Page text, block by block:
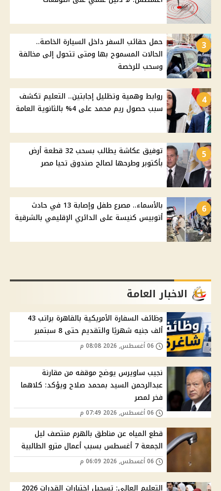
3
حمل حقائب السفر داخل السيارة الخاصة..
الحالات المسموح بها ومتى تتحول إلى مخالفة
وسحب للرخصة
4
روابط وهمية وتظليل إجابتين.. التعليم تكشف
سبب حصول ريم محمد على 4% بالثانوية العامة
5
توفيق عكاشة يطالب بسحب 32 قطعة أرض
بأكتوبر وطرحها لصالح صندوق تحيا مصر
6
بالأسماء.. مصرع طفل وإصابة 13 في حادث
أتوبيس كنيسة على الدائري الإقليمي بالشرقية
الاخبار العامة
وظائف السفارة الأمريكية بالقاهرة براتب 43
ألف جنيه شهريًا والتقديم حتى 8 سبتمبر
نجيب ساويرس يوضح موقفه من مقارنة
عبدالرحمن السيد بمحمد صلاح ويؤكد: كلاهما
فخر لمصر
قطع المياه عن مناطق بالهرم منتصف ليل
الجمعة 7 أغسطس بسبب أعمال مترو الطالبية